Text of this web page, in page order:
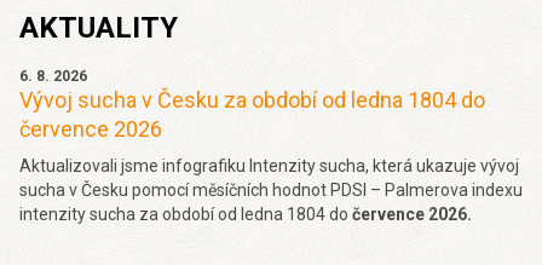
AKTUALITY
6. 8. 2026
Vývoj sucha v Česku za období od ledna 1804 do
července 2026
Aktualizovali jsme infografiku Intenzity sucha, která ukazuje vývoj
sucha v Česku pomocí měsíčních hodnot PDSI – Palmerova indexu
intenzity sucha za období od ledna 1804 do července 2026.